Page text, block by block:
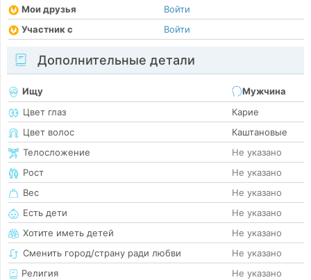
Мои друзья
Войти
Участник с
Войти
Дополнительные детали
Ищу
Мужчина
Цвет глаз
Карие
Цвет волос
Каштановые
Телосложение
Не указано
Рост
Не указано
Вес
Не указано
Есть дети
Не указано
Хотите иметь детей
Не указано
Сменить город/страну ради любви
Не указано
Религия
Не указано